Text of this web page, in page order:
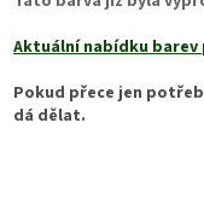
Aktuální nabídku barev
Pokud přece jen
dá dělat.